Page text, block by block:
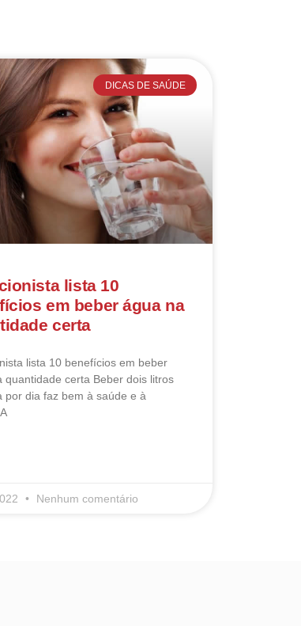
DICAS DE SAÚDE
lista 10
em beber água na
certa
lista 10 benefícios em beber
quantidade certa Beber dois litros
por dia faz bem à saúde e à
Nenhum comentário